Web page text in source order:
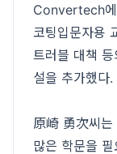
Convertech에
코팅입문자용
트러블 대책
설을 추가했다.
原崎 勇次씨는
많은 학문을